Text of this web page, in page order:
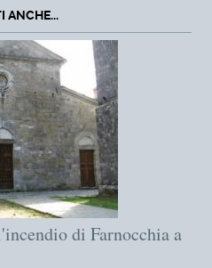
ANCHE...
di Farnocchia a